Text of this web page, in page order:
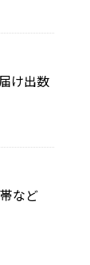
け出数
など